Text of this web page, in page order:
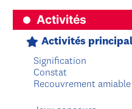
Activités
Activités
Signification
Constat
Recouvrement